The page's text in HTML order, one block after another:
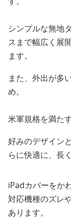
シンプルな無地
スまで幅広く展
ます。
また、外出が多
め。
米軍規格を満た
好みのデザイン
らに快適に、長
iPadカバーをか
対応機種のズレ
あります。